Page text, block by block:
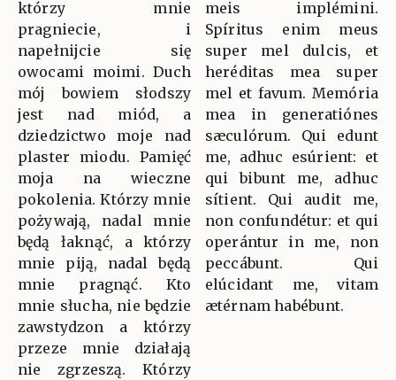
którzy mnie
pragniecie, i
napełnijcie się
owocami moimi. Duch
mój bowiem słodszy
jest nad miód, a
dziedzictwo moje nad
plaster miodu. Pamięć
moja na wieczne
pokolenia. Którzy mnie
pożywają, nadal mnie
będą łaknąć, a którzy
mnie piją, nadal będą
mnie pragnąć. Kto
mnie słucha, nie będzie
zawstydzon a którzy
przeze mnie działają
nie zgrzeszą. Którzy
meis implémini.
Spíritus enim meus
super mel dulcis, et
heréditas mea super
mel et favum. Memória
mea in generatiónes
sæculórum. Qui edunt
me, adhuc esúrient: et
qui bibunt me, adhuc
sítient. Qui audit me,
non confundétur: et qui
operántur in me, non
peccábunt. Qui
elúcidant me, vitam
ætérnam habébunt.